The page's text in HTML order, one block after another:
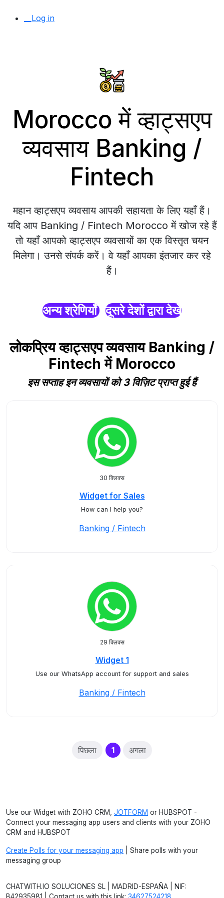
__Log in
Morocco में व्हाट्सएप
व्यवसाय Banking /
Fintech
महान व्हाट्सएप व्यवसाय आपकी सहायता के लिए यहाँ हैं।
यदि आप Banking / Fintech Morocco में खोज रहे हैं
तो यहाँ आपको व्हाट्सएप व्यवसायों का एक विस्तृत चयन
मिलेगा। उनसे संपर्क करें। वे यहाँ आपका इंतजार कर रहे
हैं।
अन्य श्रेणियाँ दूसरे देशों द्वारा देखें
लोकप्रिय व्हाट्सएप व्यवसाय Banking /
Fintech में Morocco
इस सप्ताह इन व्यवसायों को 3 विज़िट प्राप्त हुई हैं
30 क्लिक्स
Widget for Sales
How can I help you?
Banking / Fintech
29 क्लिक्स
Widget 1
Use our WhatsApp account for support and sales
Banking / Fintech
पिछला 1(current)
अगला
Use our Widget with ZOHO CRM, JOTFORM or HUBSPOT -
Connect your messaging app users and clients with your ZOHO
CRM and HUBSPOT
Create Polls for your messaging app | Share polls with your
messaging group
CHATWITH.IO SOLUCIONES SL | MADRID-ESPAÑA | NIF: